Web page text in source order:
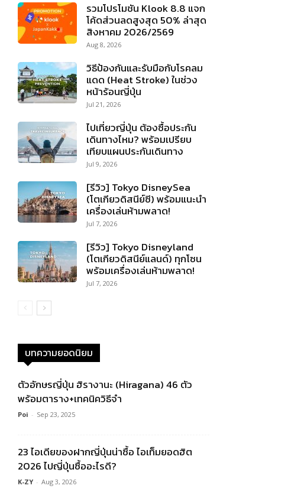
รวมโปรโมชัน Klook 8.8 แจก
โค้ดส่วนลดสูงสุด 50% ล่าสุด
สิงหาคม 2026/2569
Aug 8, 2026
วิธีป้องกันและรับมือกับโรคลม
แดด (Heat Stroke) ในช่วง
หน้าร้อนญี่ปุ่น
Jul 21, 2026
ไปเที่ยวญี่ปุ่น ต้องซื้อประกัน
เดินทางไหม? พร้อมเปรียบ
เทียบแผนประกันเดินทาง
Jul 9, 2026
[รีวิว] Tokyo DisneySea
(โตเกียวดิสนีย์ซี) พร้อมแนะนำ
เครื่องเล่นห้ามพลาด!
Jul 7, 2026
[รีวิว] Tokyo Disneyland
(โตเกียวดิสนีย์แลนด์) ทุกโซน
พร้อมเครื่องเล่นห้ามพลาด!
Jul 7, 2026
บทความยอดนิยม
ตัวอักษรญี่ปุ่น ฮิรางานะ (Hiragana) 46 ตัว
พร้อมตาราง+เทคนิควิธีจำ
Poi - Sep 23, 2025
23 ไอเดียของฝากญี่ปุ่นน่าซื้อ ไอเท็มยอดฮิต
2026 ไปญี่ปุ่นซื้ออะไรดี?
K-ZY - Aug 3, 2026